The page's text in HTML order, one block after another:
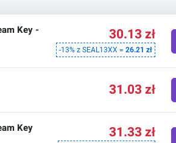
Key -
30.13 zł
-13% z SEAL13XX =26.21 zł
31.03 zł
Key
31.33 zł